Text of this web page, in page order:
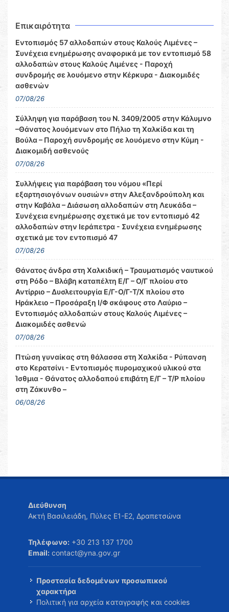
Επικαιρότητα
Εντοπισμός 57 αλλοδαπών στους Καλούς Λιμένες –
Συνέχεια ενημέρωσης αναφορικά με τον εντοπισμό 58
αλλοδαπών στους Καλούς Λιμένες - Παροχή
συνδρομής σε λουόμενο στην Κέρκυρα - Διακομιδές
ασθενών
07/08/26
Σύλληψη για παράβαση του Ν. 3409/2005 στην Κάλυμνο
–Θάνατος λουόμενων στο Πήλιο τη Χαλκίδα και τη
Βούλα – Παροχή συνδρομής σε λουόμενο στην Κύμη -
Διακομιδή ασθενούς
07/08/26
Συλλήψεις για παράβαση του νόμου «Περί
εξαρτησιογόνων ουσιών» στην Αλεξανδρούπολη και
στην Καβάλα – Διάσωση αλλοδαπών στη Λευκάδα –
Συνέχεια ενημέρωσης σχετικά με τον εντοπισμό 42
αλλοδαπών στην Ιεράπετρα - Συνέχεια ενημέρωσης
σχετικά με τον εντοπισμό 47
07/08/26
Θάνατος άνδρα στη Χαλκιδική – Τραυματισμός ναυτικού
στη Ρόδο – Βλάβη καταπέλτη Ε/Γ – Ο/Γ πλοίου στο
Αντίρριο – Δυσλειτουργία Ε/Γ-Ο/Γ-Τ/Χ πλοίου στο
Ηράκλειο – Προσάραξη Ι/Φ σκάφους στο Λαύριο –
Εντοπισμός αλλοδαπών στους Καλούς Λιμένες –
Διακομιδές ασθενώ
07/08/26
Πτώση γυναίκας στη θάλασσα στη Χαλκίδα - Ρύπανση
στο Κερατσίνι - Εντοπισμός πυρομαχικού υλικού στα
Ίσθμια - Θάνατος αλλοδαπού επιβάτη Ε/Γ – Τ/Ρ πλοίου
στη Ζάκυνθο –
06/08/26
Διεύθυνση
Ακτή Βασιλειάδη, Πύλες Ε1-Ε2, Δραπετσώνα
Τηλέφωνο: +30 213 137 1700
Email: contact@yna.gov.gr
Προστασία δεδομένων προσωπικού
χαρακτήρα
Πολιτική για αρχεία καταγραφής και cookies